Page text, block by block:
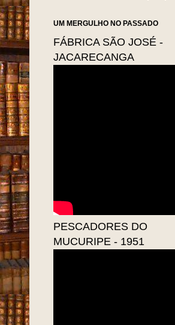
UM MERGULHO NO PASSADO
FÁBRICA SÃO JOSÉ -
JACARECANGA
PESCADORES DO
MUCURIPE - 1951